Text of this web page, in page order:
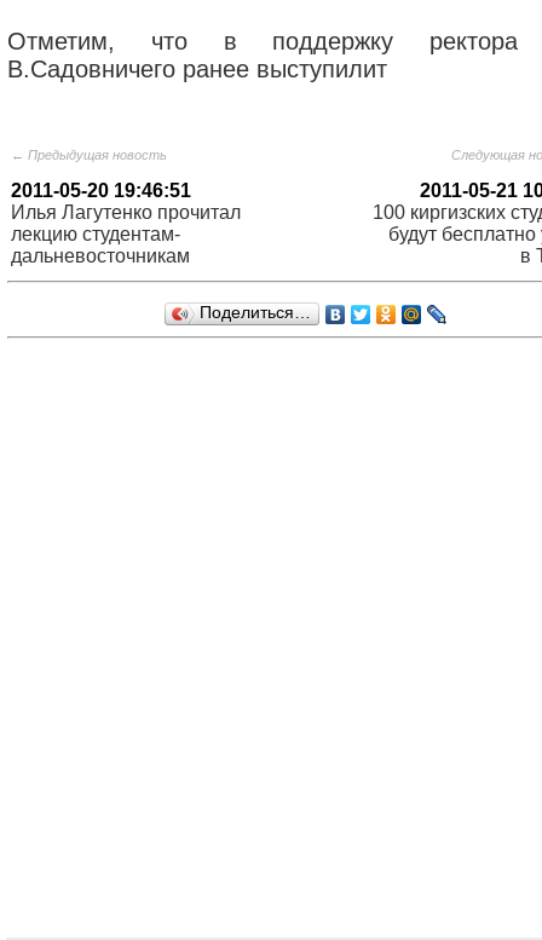
Отметим, что в поддержку
В.Садовничего ранее выступилит
← Предыдущая новость
2011-05-20 19:46:51
Илья Лагутенко прочитал
лекцию студентам-
дальневосточникам
Следующая
2011-05-21
100 киргизских
будут бесплатно
в
Поделиться…